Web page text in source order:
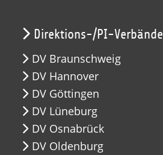
Direktions-/PI-Verbände
DV Braunschweig
DV Hannover
DV Göttingen
DV Lüneburg
DV Osnabrück
DV Oldenburg